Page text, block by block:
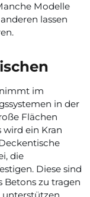
Modelle
lassen
im
in der
Flächen
ein Kran
die
Diese sind
Betons zu tragen